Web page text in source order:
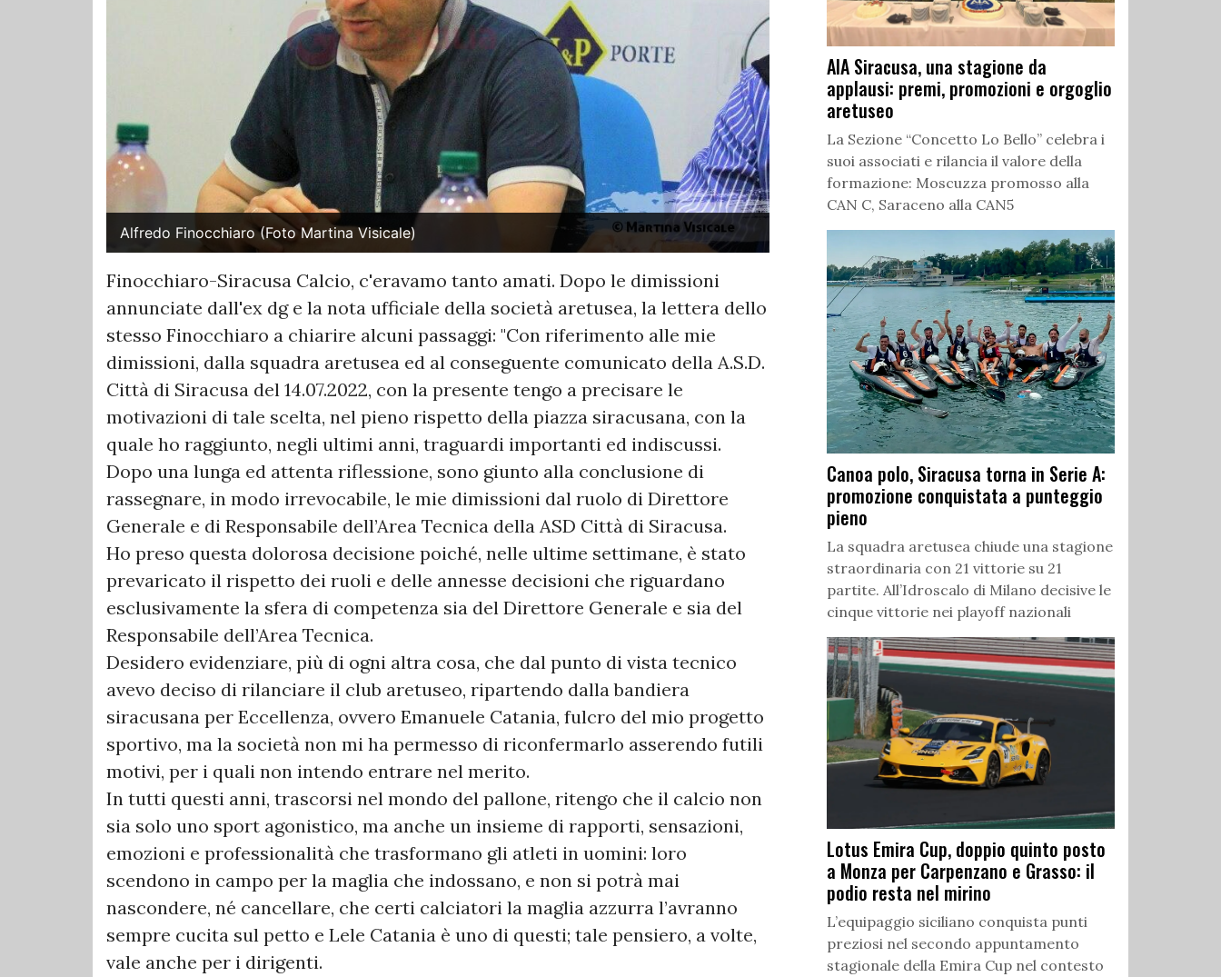
Alfredo Finocchiaro (Foto Martina Visicale)
Finocchiaro-Siracusa Calcio, c'eravamo tanto amati. Dopo le dimissioni
annunciate dall'ex dg e la nota ufficiale della società aretusea, la lettera dello
stesso Finocchiaro a chiarire alcuni passaggi: "Con riferimento alle mie
dimissioni, dalla squadra aretusea ed al conseguente comunicato della A.S.D.
Città di Siracusa del 14.07.2022, con la presente tengo a precisare le
motivazioni di tale scelta, nel pieno rispetto della piazza siracusana, con la
quale ho raggiunto, negli ultimi anni, traguardi importanti ed indiscussi.
Dopo una lunga ed attenta riflessione, sono giunto alla conclusione di
rassegnare, in modo irrevocabile, le mie dimissioni dal ruolo di Direttore
Generale e di Responsabile dell’Area Tecnica della ASD Città di Siracusa.
Ho preso questa dolorosa decisione poiché, nelle ultime settimane, è stato
prevaricato il rispetto dei ruoli e delle annesse decisioni che riguardano
esclusivamente la sfera di competenza sia del Direttore Generale e sia del
Responsabile dell’Area Tecnica.
Desidero evidenziare, più di ogni altra cosa, che dal punto di vista tecnico
avevo deciso di rilanciare il club aretuseo, ripartendo dalla bandiera
siracusana per Eccellenza, ovvero Emanuele Catania, fulcro del mio progetto
sportivo, ma la società non mi ha permesso di riconfermarlo asserendo futili
motivi, per i quali non intendo entrare nel merito.
In tutti questi anni, trascorsi nel mondo del pallone, ritengo che il calcio non
sia solo uno sport agonistico, ma anche un insieme di rapporti, sensazioni,
emozioni e professionalità che trasformano gli atleti in uomini: loro
scendono in campo per la maglia che indossano, e non si potrà mai
nascondere, né cancellare, che certi calciatori la maglia azzurra l’avranno
sempre cucita sul petto e Lele Catania è uno di questi; tale pensiero, a volte,
vale anche per i dirigenti.
AIA Siracusa, una stagione da
applausi: premi, promozioni e orgoglio
aretuseo
La Sezione “Concetto Lo Bello” celebra i
suoi associati e rilancia il valore della
formazione: Moscuzza promosso alla
CAN C, Saraceno alla CAN5
Canoa polo, Siracusa torna in Serie A:
promozione conquistata a punteggio
pieno
La squadra aretusea chiude una stagione
straordinaria con 21 vittorie su 21
partite. All’Idroscalo di Milano decisive le
cinque vittorie nei playoff nazionali
Lotus Emira Cup, doppio quinto posto
a Monza per Carpenzano e Grasso: il
podio resta nel mirino
L’equipaggio siciliano conquista punti
preziosi nel secondo appuntamento
stagionale della Emira Cup nel contesto